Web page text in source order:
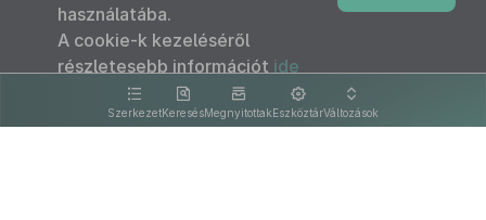
SzerkezetKeresésMegnyitottakEszköztárVáltozások
használatába.
A cookie-k kezeléséről
részletesebb információt ide
kattintva olvashat.